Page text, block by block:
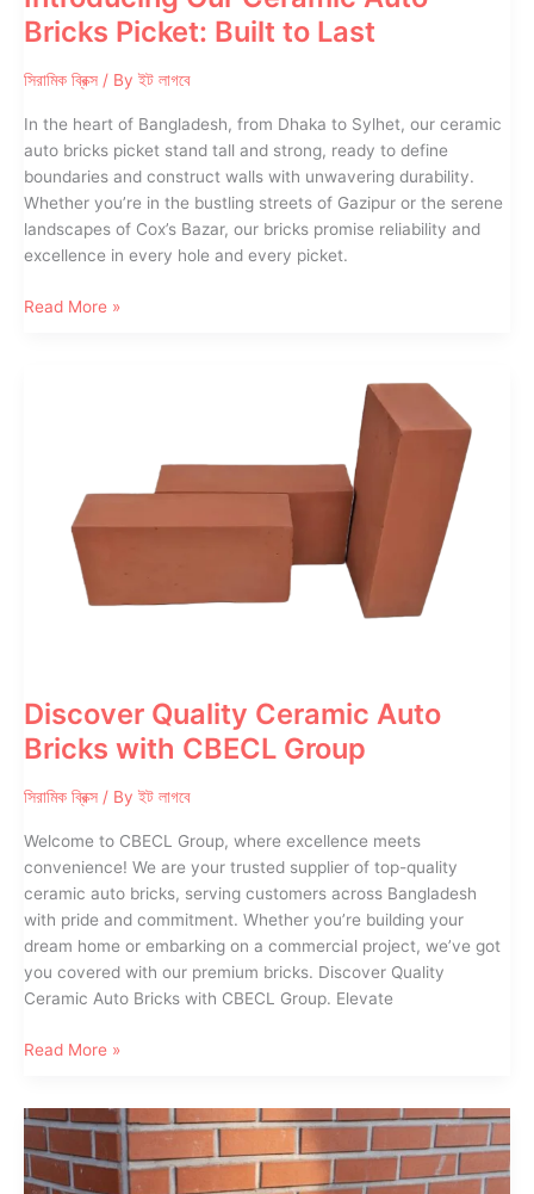
Bricks Picket: Built to Last
সিরামিক ব্রিক্স / By ইট লাগবে
In the heart of Bangladesh, from Dhaka to Sylhet, our ceramic
auto bricks picket stand tall and strong, ready to define
boundaries and construct walls with unwavering durability.
Whether you’re in the bustling streets of Gazipur or the serene
landscapes of Cox’s Bazar, our bricks promise reliability and
excellence in every hole and every picket.
Introducing
Read More »
Discover Quality Ceramic Auto
Bricks with CBECL Group
সিরামিক ব্রিক্স / By ইট লাগবে
Welcome to CBECL Group, where excellence meets
convenience! We are your trusted supplier of top-quality
ceramic auto bricks, serving customers across Bangladesh
with pride and commitment. Whether you’re building your
dream home or embarking on a commercial project, we’ve got
you covered with our premium bricks. Discover Quality
Ceramic Auto Bricks with CBECL Group. Elevate
Discover
Auto
Bricks
with
Read More »